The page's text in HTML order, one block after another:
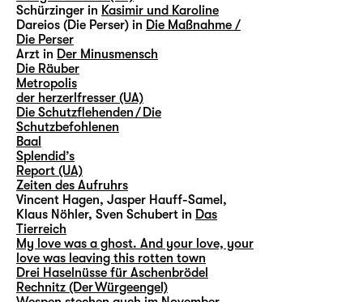
Schürzinger in Kasimir und Karoline
Dareios (Die Perser) in Die Maßnahme /
Die Perser
Arzt in Der Minusmensch
Die Räuber
Metropolis
der herzerlfresser (UA)
Die Schutzflehenden / Die
Schutzbefohlenen
Baal
Splendid’s
Report (UA)
Zeiten des Aufruhrs
Vincent Hagen, Jasper Hauff-Samel,
Klaus Nöhler, Sven Schubert in Das
Tierreich
My love was a ghost. And your love, your
love was leaving this rotten town
Drei Haselnüsse für Aschenbrödel
Rechnitz (Der Würgeengel)